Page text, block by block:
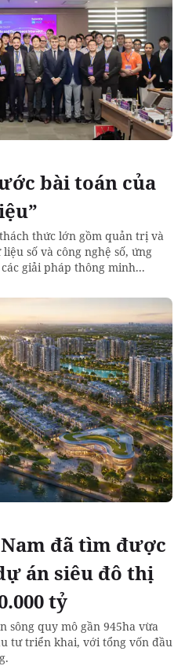
bài toán của
thức lớn gồm quản trị và
số và công nghệ số, ứng
giải pháp thông minh...
đã tìm được
án siêu đô thị
tỷ
sông quy mô gần 945ha vừa
tư triển khai, với tổng vốn đầu